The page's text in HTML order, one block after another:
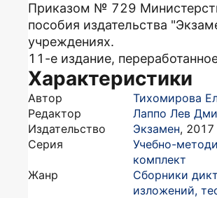
Приказом № 729
пособия издательства
учреждениях.
11-е издание,
Характеристики
Автор
Тихомирова
Редактор
Лаппо Лев
Издательство
Экзамен, 2017
Серия
Учебно-
комплект
Жанр
Сборники
изложений,